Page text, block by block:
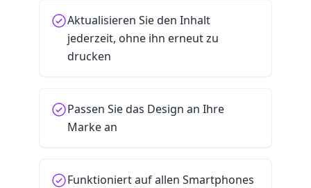
Aktualisieren Sie den Inhalt
jederzeit, ohne ihn erneut zu
drucken
Passen Sie das Design an Ihre
Marke an
Funktioniert auf allen Smartphones